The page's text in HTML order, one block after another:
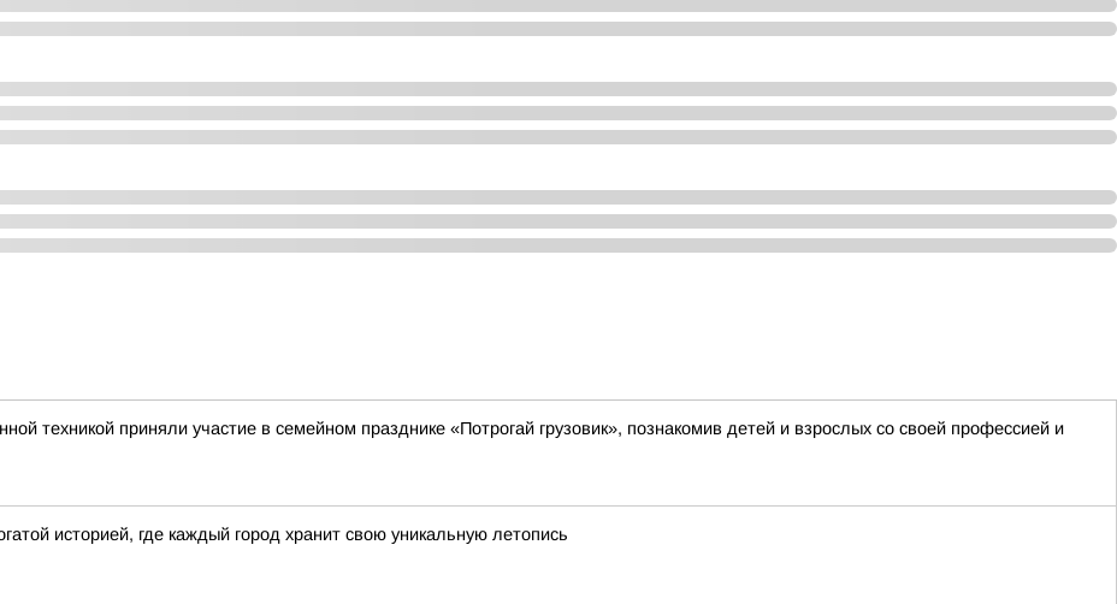
техникой приняли участие в семейном празднике «Потрогай грузовик», познакомив детей и взрослых со своей профессией и
историей, где каждый город хранит свою уникальную летопись